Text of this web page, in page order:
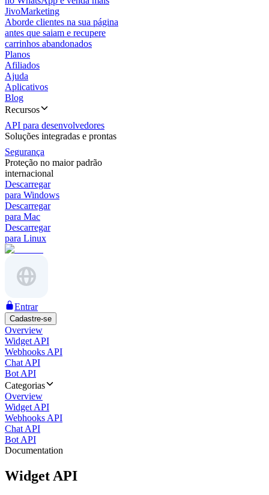
JivoMarketing
Aborde clientes na sua página
antes que saiam e recupere
carrinhos abandonados
Planos
Afiliados
Ajuda
Aplicativos
Blog
Recursos
API para desenvolvedores
Soluções integradas e prontas
Segurança
Proteção no maior padrão
internacional
Descarregar
para Windows
Descarregar
para Mac
Descarregar
para Linux
Entrar
Cadastre-se
Overview
Widget API
Webhooks API
Chat API
Bot API
Categorias
Overview
Widget API
Webhooks API
Chat API
Bot API
Documentation
Widget API